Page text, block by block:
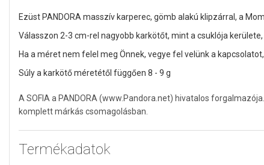
Ezüst PANDORA masszív karperec, gömb alakú klipzárral, a
Válasszon 2-3 cm-rel nagyobb karkötőt, mint a csuklója
Ha a méret nem felel meg Önnek, vegye fel velünk a
Súly a karkötő méretétől függően 8 - 9 g
A SOFIA a PANDORA (www.Pandora.net) hivatalos
komplett márkás csomagolásban.
Termékadatok